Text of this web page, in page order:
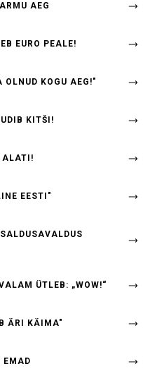
AEG
EURO PEALE!
KOGU AEG!"
KITŠI!
ALATI!
EESTI"
ÜTLEB: „WOW!“
ÄRI KÄIMA"
EMAD